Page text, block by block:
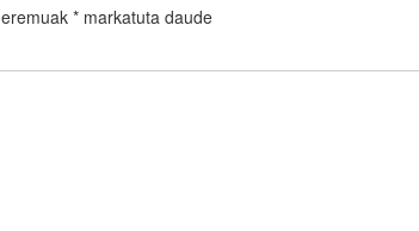
* markatuta daude